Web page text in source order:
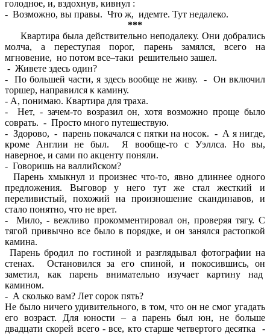
голодное, и, вздохнув, кивнул :
- Возможно, вы правы. Что ж, идемте. Тут недалеко.
***
Квартира была действительно неподалеку. Они добрались
молча, а переступая порог, парень замялся, всего на
мгновение, но потом все–таки решительно зашел.
- Живете здесь один?
- По большей части, я здесь вообще не живу. - Он включил
торшер, направился к камину.
- А, понимаю. Квартира для траха.
- Нет, - зачем-то возразил он, хотя возможно проще было
соврать. - Просто много путешествую.
- Здорово, - парень покачался с пятки на носок. - А я нигде,
кроме Англии не был. Я вообще-то с Уэллса. Но вы,
наверное, и сами по акценту поняли.
- Говоришь на валлийском?
Парень хмыкнул и произнес что-то, явно длиннее одного
предложения. Выговор у него тут же стал жесткий и
переливистый, похожий на произношение скандинавов, и
стало понятно, что не врет.
- Мило, - вежливо прокомментировал он, проверяя тягу. С
тягой привычно все было в порядке, и он занялся растопкой
камина.
Парень бродил по гостиной и разглядывал фотографии на
стенах. Остановился за его спиной, и покосившись, он
заметил, как парень внимательно изучает картину над
камином.
- А сколько вам? Лет сорок пять?
Не было ничего удивительного, в том, что он не смог угадать
его возраст. Для юности – а парень был юн, не больше
двадцати скорей всего - все, кто старше четвертого десятка -